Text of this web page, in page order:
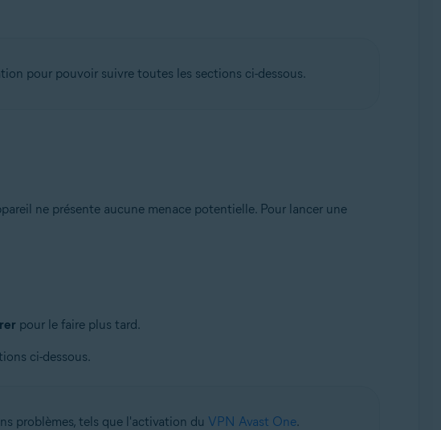
pour pouvoir suivre toutes les sections ci-dessous.
ne présente aucune menace potentielle. Pour lancer une
pour le faire plus tard.
ci-dessous.
problèmes, tels que l'activation du VPN Avast One.